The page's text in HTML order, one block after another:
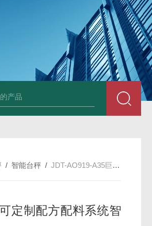
JDT-WN-Q20S食品
/ 智能台秤 /JDT-AO919-A35巨天安卓数据储存可定制配方配料系统智能秤
定制配方配料系统智